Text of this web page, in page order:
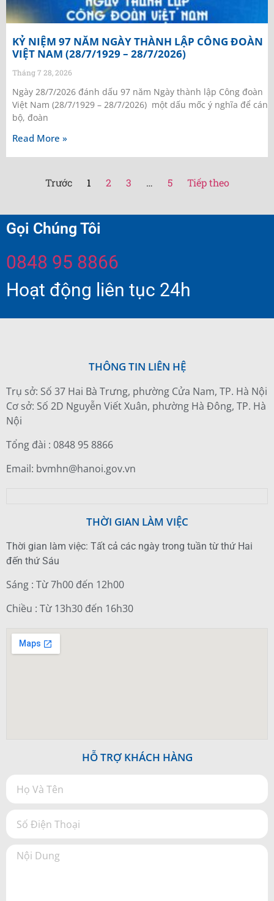
KỶ NIỆM 97 NĂM NGÀY THÀNH LẬP CÔNG ĐOÀN
VIỆT NAM (28/7/1929 – 28/7/2026)
Tháng 7 28, 2026
Ngày 28/7/2026 đánh dấu 97 năm Ngày thành lập Công đoàn
Việt Nam (28/7/1929 – 28/7/2026) một dấu mốc ý nghĩa để cán
bộ, đoàn
Read More »
Trước 1 2 3 … 5 Tiếp theo
Gọi Chúng Tôi
0848 95 8866
Hoạt động liên tục 24h
THÔNG TIN LIÊN HỆ
Trụ sở: Số 37 Hai Bà Trưng, phường Cửa Nam, TP. Hà Nội
Cơ sở: Số 2D Nguyễn Viết Xuân, phường Hà Đông, TP. Hà
Nội
Tổng đài : 0848 95 8866
Email: bvmhn@hanoi.gov.vn
THỜI GIAN LÀM VIỆC
Thời gian làm việc: Tất cả các ngày trong tuần từ thứ Hai
đến thứ Sáu
Sáng : Từ 7h00 đến 12h00
Chiều : Từ 13h30 đến 16h30
HỖ TRỢ KHÁCH HÀNG